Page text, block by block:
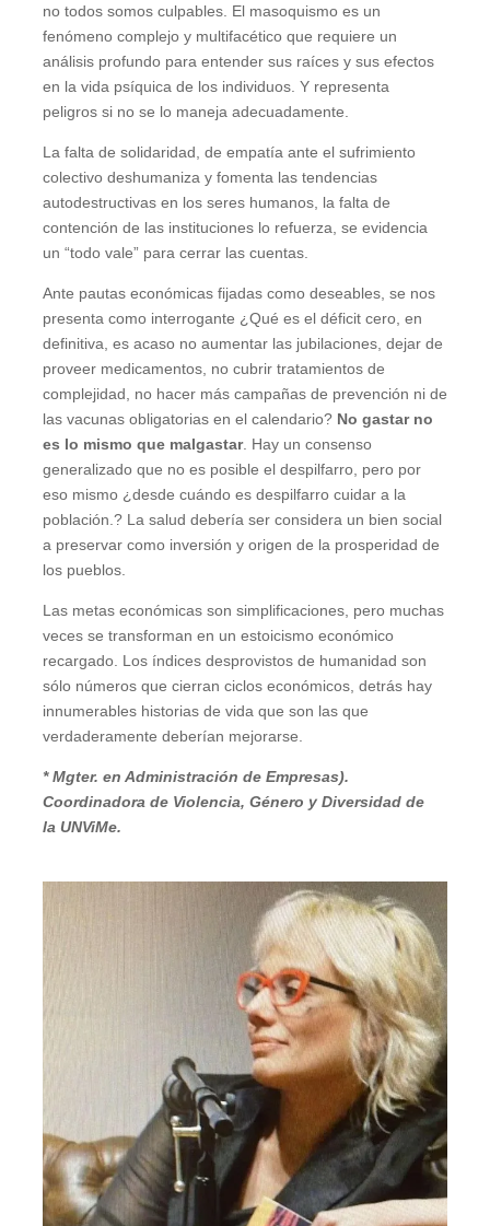
no todos somos culpables. El masoquismo es un
fenómeno complejo y multifacético que requiere un
análisis profundo para entender sus raíces y sus efectos
en la vida psíquica de los individuos. Y representa
peligros si no se lo maneja adecuadamente.
La falta de solidaridad, de empatía ante el sufrimiento
colectivo deshumaniza y fomenta las tendencias
autodestructivas en los seres humanos, la falta de
contención de las instituciones lo refuerza, se evidencia
un “todo vale” para cerrar las cuentas.
Ante pautas económicas fijadas como deseables, se nos
presenta como interrogante ¿Qué es el déficit cero, en
definitiva, es acaso no aumentar las jubilaciones, dejar de
proveer medicamentos, no cubrir tratamientos de
complejidad, no hacer más campañas de prevención ni de
las vacunas obligatorias en el calendario? No gastar no
es lo mismo que malgastar. Hay un consenso
generalizado que no es posible el despilfarro, pero por
eso mismo ¿desde cuándo es despilfarro cuidar a la
población.? La salud debería ser considera un bien social
a preservar como inversión y origen de la prosperidad de
los pueblos.
Las metas económicas son simplificaciones, pero muchas
veces se transforman en un estoicismo económico
recargado. Los índices desprovistos de humanidad son
sólo números que cierran ciclos económicos, detrás hay
innumerables historias de vida que son las que
verdaderamente deberían mejorarse.
* Mgter. en Administración de Empresas).
Coordinadora de Violencia, Género y Diversidad de
la UNViMe.